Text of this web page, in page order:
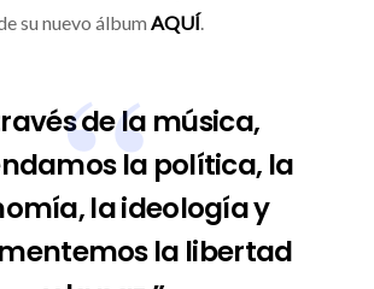
su nuevo álbum AQUÍ.
de la música,
la política, la
la ideología y
la libertad